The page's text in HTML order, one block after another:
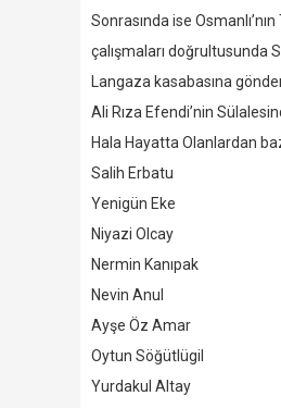
Sonrasında ise
çalışmaları doğrultusunda
Langaza kasabasına
Ali Rıza Efendi’nin
Hala Hayatta Olanlardan
Salih Erbatu
Yenigün Eke
Niyazi Olcay
Nermin Kanıpak
Nevin Anul
Ayşe Öz Amar
Oytun Söğütlügil
Yurdakul Altay